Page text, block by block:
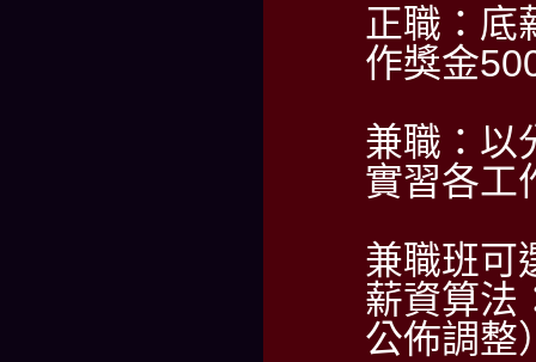
正職：底
作獎金
兼職：以
實習各工
兼職班可
薪資算法
公佈調整